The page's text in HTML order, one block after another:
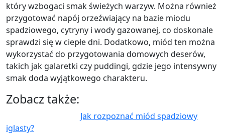
który wzbogaci smak świeżych warzyw. Można również
przygotować napój orzeźwiający na bazie miodu
spadziowego, cytryny i wody gazowanej, co doskonale
sprawdzi się w ciepłe dni. Dodatkowo, miód ten można
wykorzystać do przygotowania domowych deserów,
takich jak galaretki czy puddingi, gdzie jego intensywny
smak doda wyjątkowego charakteru.
Zobacz także:
Jak rozpoznać miód spadziowy
iglasty?